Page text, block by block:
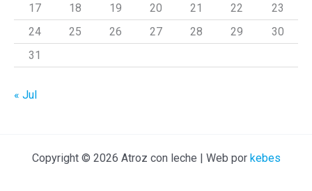
17
18 19 20 21 22
23
24
25 26 27 28 29
30
31
« Jul
Copyright © 2026 Atroz con leche | Web por kebes